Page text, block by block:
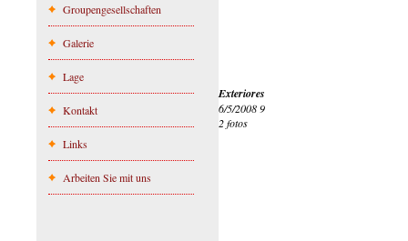
Groupengesellschaften
Galerie
Lage
Kontakt
Links
Arbeiten Sie mit uns
Exteriores
6/5/2008 9
2 fotos